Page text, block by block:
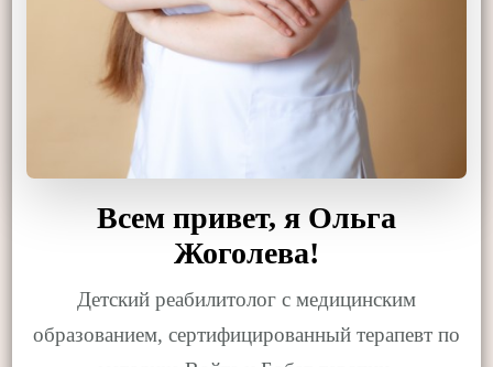
Всем привет, я Ольга
Жоголева!
Детский реабилитолог с медицинским
образованием, сертифицированный терапевт по